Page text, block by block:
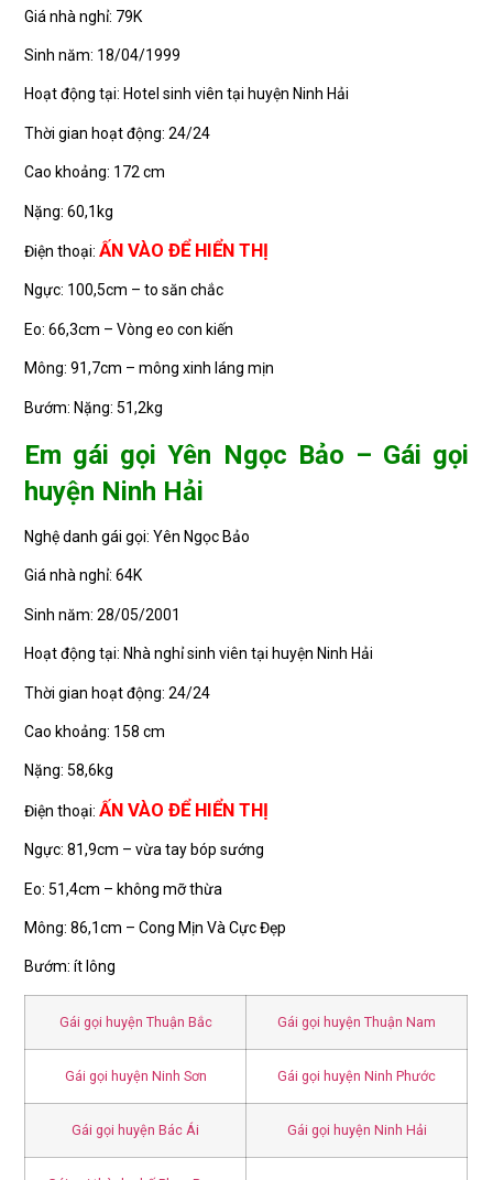
Giá nhà nghỉ: 79K
Sinh năm: 18/04/1999
Hoạt động tại: Hotel sinh viên tại huyện Ninh Hải
Thời gian hoạt động: 24/24
Cao khoảng: 172 cm
Nặng: 60,1kg
Điện thoại:ẤN VÀO ĐỂ HIỂN THỊ
Ngực: 100,5cm – to săn chắc
Eo: 66,3cm – Vòng eo con kiến
Mông: 91,7cm – mông xinh láng mịn
Bướm: Nặng: 51,2kg
Em gái gọi Yên Ngọc Bảo – Gái gọi
huyện Ninh Hải
Nghệ danh gái gọi: Yên Ngọc Bảo
Giá nhà nghỉ: 64K
Sinh năm: 28/05/2001
Hoạt động tại: Nhà nghỉ sinh viên tại huyện Ninh Hải
Thời gian hoạt động: 24/24
Cao khoảng: 158 cm
Nặng: 58,6kg
Điện thoại:ẤN VÀO ĐỂ HIỂN THỊ
Ngực: 81,9cm – vừa tay bóp sướng
Eo: 51,4cm – không mỡ thừa
Mông: 86,1cm – Cong Mịn Và Cực Đẹp
Bướm: ít lông
Gái gọi huyện Thuận Bắc Gái gọi huyện Thuận Nam
Gái gọi huyện Ninh Sơn Gái gọi huyện Ninh Phước
Gái gọi huyện Bác Ái Gái gọi huyện Ninh Hải